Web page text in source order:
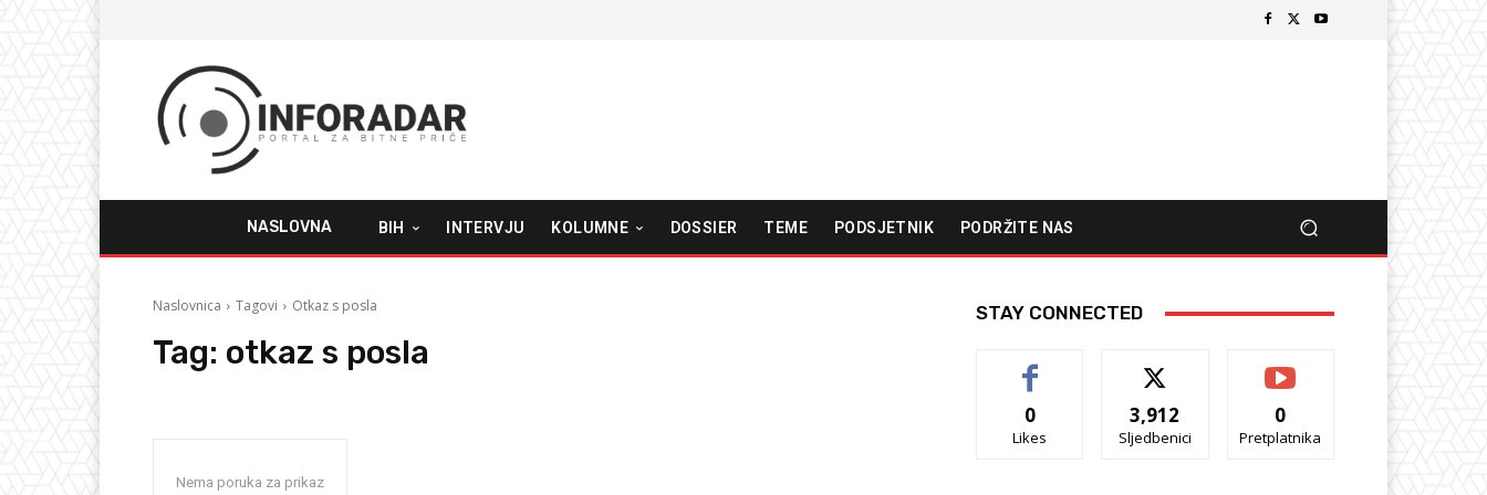
NASLOVNA BIH INTERVJU KOLUMNE DOSSIER TEME PODSJETNIK PODRŽITE NAS
Naslovnica Tagovi Otkaz s posla
Tag: otkaz s posla
Nema poruka za prikaz
STAY CONNECTED
0
Likes
3,912
Sljedbenici
0
Pretplatnika